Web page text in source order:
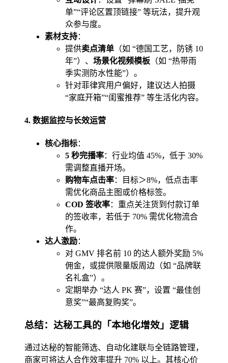
单”“评论区置顶链接” 等玩法，提升观
众参与度。
素材支持：
提供卖点清单 （如 “德国工艺，防锈 10
年”）、 场景化视频模板 （如 “热带雨
季实测防水性能”）。
针对菲律宾用户偏好，建议达人拍摄
“家庭开箱”“闺蜜推荐” 等生活化内容。
4. 数据监控与长效运营
核心指标：
5 秒完播率：行业均值 45%，低于 30%
需调整直播开场。
购物车点击率：目标＞8%，低点击率
需优化商品主图或价格标签。
COD 签收率：重点关注货到付款订单
的签收率，若低于 70% 需优化物流合
作。
达人激励：
对 GMV 排名前 10 的达人额外奖励 5%
佣金，或提供限量版周边（如 “品牌联
名礼盒”）。
定期举办 “达人 PK 赛”，设置 “最佳创
意奖”“最高复购奖”。
总结：达秘工具的「本地化增效」逻辑
通过达秘的智能筛选、自动化建联与全链路管理，
商家可将达人合作效率提升 70% 以上。其核心价